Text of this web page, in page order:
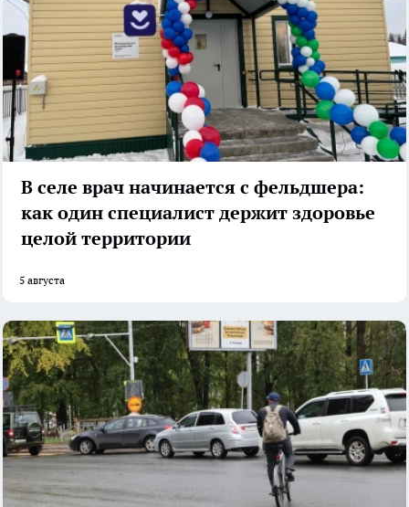
В селе врач начинается с фельдшера:
как один специалист держит здоровье
целой территории
5 августа